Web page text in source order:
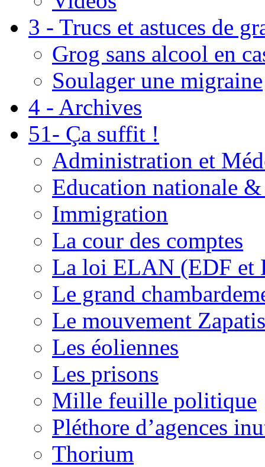
3 - Trucs et astuces de
Grog sans alcool en
Soulager une migraine
4 - Archives
51- Ça suffit !
Administration et
Education nationale
Immigration
La cour des comptes
La loi ELAN (EDF et
Le grand
Le mouvement
Les éoliennes
Les prisons
Mille feuille politique
Pléthore d’agences
Thorium